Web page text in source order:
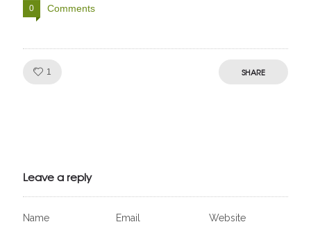
0 Comments
1 SHARE
Leave a reply
Name Email Website